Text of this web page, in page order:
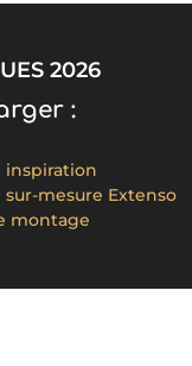
2026
:
inspiration
sur-mesure Extenso
montage